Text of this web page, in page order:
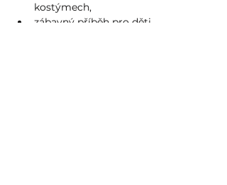
kostýmech,
zábavný příběh pro děti,